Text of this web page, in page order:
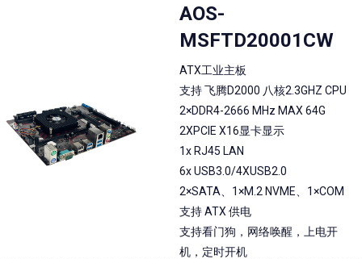
AOS-
MSFTD20001CW
ATX工业主板
支持 飞腾D2000 八核2.3GHZ CPU
2×DDR4-2666 MHz MAX 64G
2XPCIE X16显卡显示
1x RJ45 LAN
6x USB3.0/4XUSB2.0
2×SATA、1×M.2 NVME、1×COM
支持 ATX 供电
支持看门狗，网络唤醒，上电开
机，定时开机